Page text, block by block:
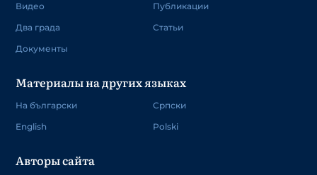
Видео
Два града
Документы
Публикации
Статьи
Материалы на других языках
На български
English
Српски
Polski
Авторы сайта